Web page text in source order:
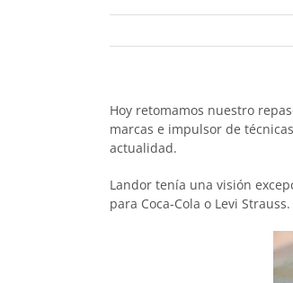
Hoy retomamos nuestro
marcas e impulsor de
actualidad.
Landor tenía una visión
para Coca-Cola o Levi Strauss.